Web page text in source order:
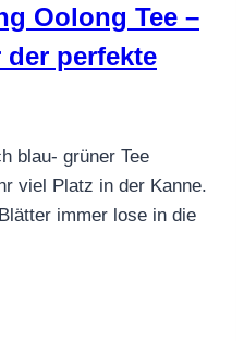
Oolong Tee –
perfekte
blau- grüner Tee
viel Platz in der Kanne.
immer lose in die